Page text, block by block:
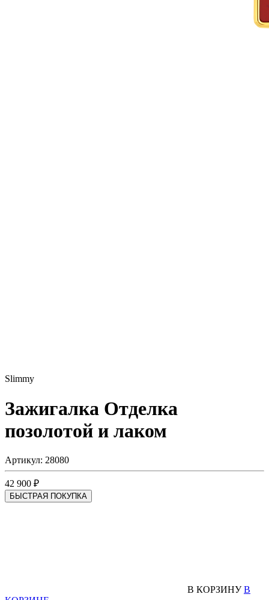
Slimmy
Зажигалка Отделка
позолотой и лаком
Артикул: 28080
42 900 ₽
БЫСТРАЯ ПОКУПКА
В КОРЗИНУ В